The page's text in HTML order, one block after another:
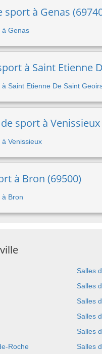
sport à Genas
à Genas
à Saint Etienne
Saint Etienne De Saint
sport à Venissieux
Venissieux
à Bron (69500)
à Bron
Salles
Salles
Salles
Salles
Salles
Roche
Salles